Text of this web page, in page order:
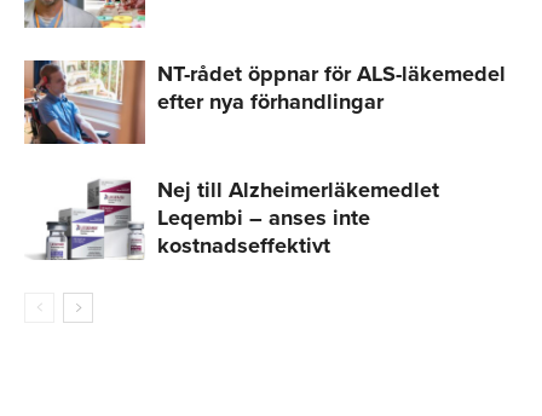
NT-rådet öppnar för ALS-läkemedel
efter nya förhandlingar
Nej till Alzheimerläkemedlet
Leqembi – anses inte
kostnadseffektivt